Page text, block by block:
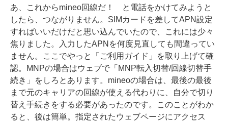
あ、これからmineo回線だ！ と電話をかけてみようと
したら、つながりません。SIMカードを差してAPN設定
すればいいだけだと思い込んでいたので、これには少々
焦りました。入力したAPNを何度見直しても間違ってい
ません。ここでやっと「ご利用ガイド」を取り上げて確
認。MNPの場合はウェブで「MNP転入切替/回線切替手
続き」をしろとあります。mineoの場合は、最後の最後
まで元のキャリアの回線が使える代わりに、自分で切り
替え手続きをする必要があったのです。このことがわか
ると、後は簡単。指定されたウェブページにアクセス